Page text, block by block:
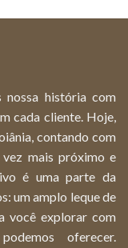
nossa história com
cada cliente. Hoje,
contando com
mais próximo e
é uma parte da
um amplo leque de
você explorar com
oferecer.